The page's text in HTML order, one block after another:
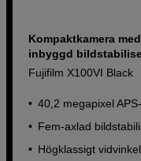
Kompaktkamera
inbyggd
Fujifilm X100VI Black
40,2 megapixel
Fem-axlad
Högklassigt